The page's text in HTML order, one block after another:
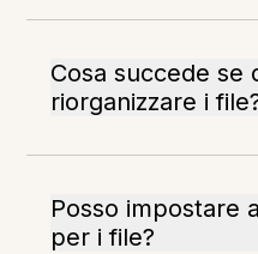
Cosa succede se
riorganizzare i
Posso impostare
per i file?